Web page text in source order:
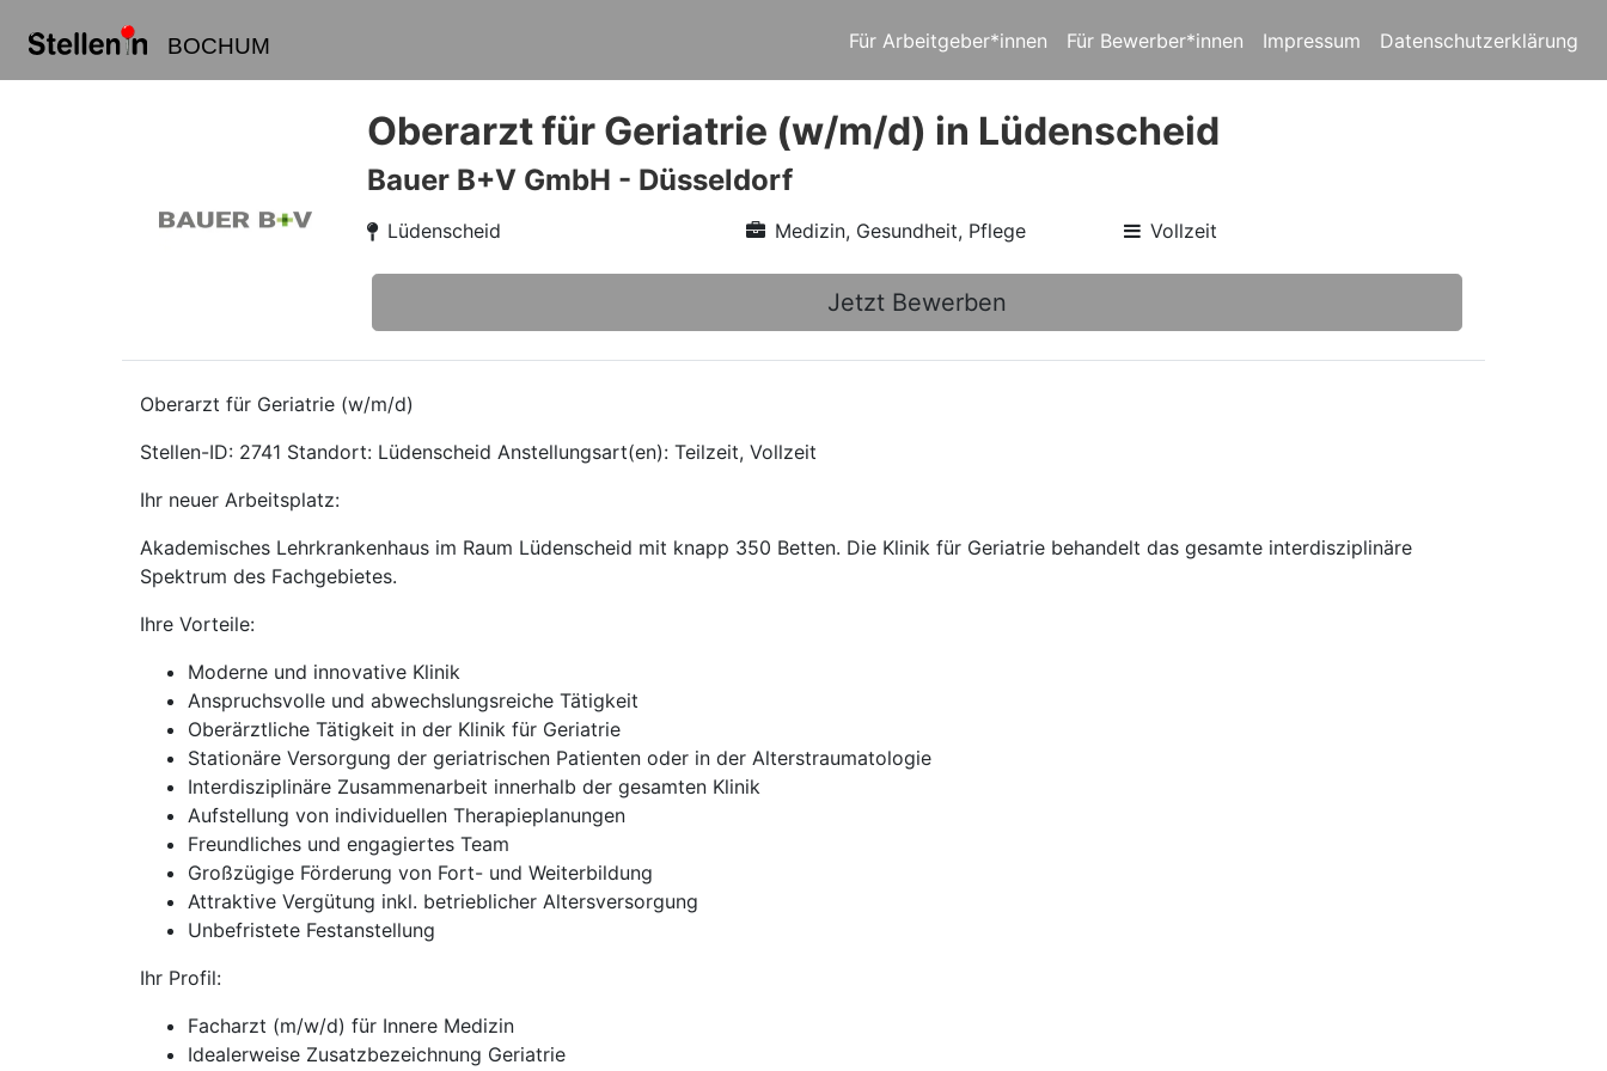
BOCHUM Für Arbeitgeber*innen Für Bewerber*innen Impressum Datenschutzerklärung
Oberarzt für Geriatrie (w/m/d) in Lüdenscheid
Bauer B+V GmbH - Düsseldorf
Lüdenscheid Medizin, Gesundheit, Pflege Vollzeit
Jetzt Bewerben
Oberarzt für Geriatrie (w/m/d)
Stellen-ID: 2741 Standort: Lüdenscheid Anstellungsart(en): Teilzeit, Vollzeit
Ihr neuer Arbeitsplatz:
Akademisches Lehrkrankenhaus im Raum Lüdenscheid mit knapp 350 Betten. Die Klinik für Geriatrie behandelt das gesamte interdisziplinäre
Spektrum des Fachgebietes.
Ihre Vorteile:
Moderne und innovative Klinik
Anspruchsvolle und abwechslungsreiche Tätigkeit
Oberärztliche Tätigkeit in der Klinik für Geriatrie
Stationäre Versorgung der geriatrischen Patienten oder in der Alterstraumatologie
Interdisziplinäre Zusammenarbeit innerhalb der gesamten Klinik
Aufstellung von individuellen Therapieplanungen
Freundliches und engagiertes Team
Großzügige Förderung von Fort- und Weiterbildung
Attraktive Vergütung inkl. betrieblicher Altersversorgung
Unbefristete Festanstellung
Ihr Profil:
Facharzt (m/w/d) für Innere Medizin
Idealerweise Zusatzbezeichnung Geriatrie